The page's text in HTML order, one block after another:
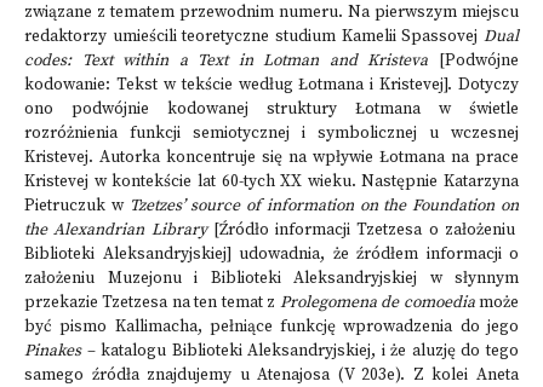
związane z tematem przewodnim numeru. Na pierwszym miejscu
redaktorzy umieścili teoretyczne studium Kamelii Spassovej Dual
codes: Text within a Text in Lotman and Kristeva [Podwójne
kodowanie: Tekst w tekście według Łotmana i Kristevej]. Dotyczy
ono podwójnie kodowanej struktury Łotmana w świetle
rozróżnienia funkcji semiotycznej i symbolicznej u wczesnej
Kristevej. Autorka koncentruje się na wpływie Łotmana na prace
Kristevej w kontekście lat 60-tych XX wieku. Następnie Katarzyna
Pietruczuk w Tzetzes’ source of information on the Foundation on
the Alexandrian Library[Źródło informacji Tzetzesa o założeniu
Biblioteki Aleksandryjskiej] udowadnia, że źródłem informacji o
założeniu Muzejonu i Biblioteki Aleksandryjskiej w słynnym
przekazie Tzetzesa na ten temat z Prolegomena de comoediamoże
być pismo Kallimacha, pełniące funkcję wprowadzenia do jego
Pinakes– katalogu Biblioteki Aleksandryjskiej, i że aluzję do tego
samego źródła znajdujemy u Atenajosa (V 203e). Z kolei Aneta